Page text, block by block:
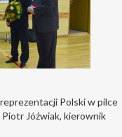
Polski w pilce
Jóźwiak, kierownik